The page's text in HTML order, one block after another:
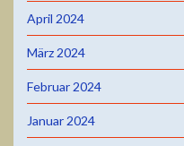
April 2024
März 2024
Februar 2024
Januar 2024